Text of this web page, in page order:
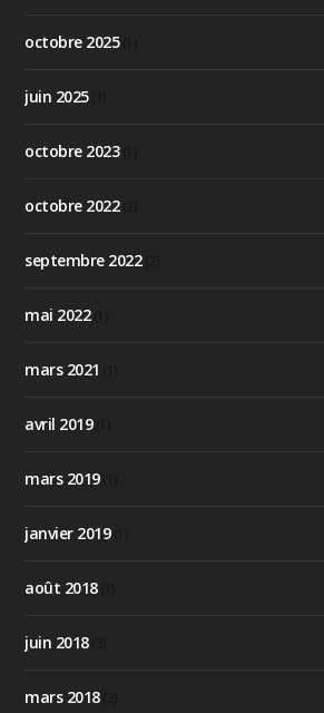
octobre 2025(1)
juin 2025(1)
octobre 2023(1)
octobre 2022(2)
septembre 2022(2)
mai 2022(1)
mars 2021
avril 2019(1)
mars 2019(1)
janvier 2019(1)
août 2018(1)
juin 2018(3)
mars 2018(2)